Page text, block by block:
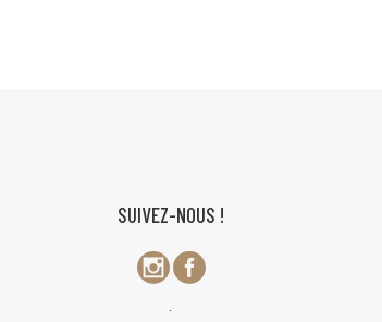
SUIVEZ-NOUS !
.